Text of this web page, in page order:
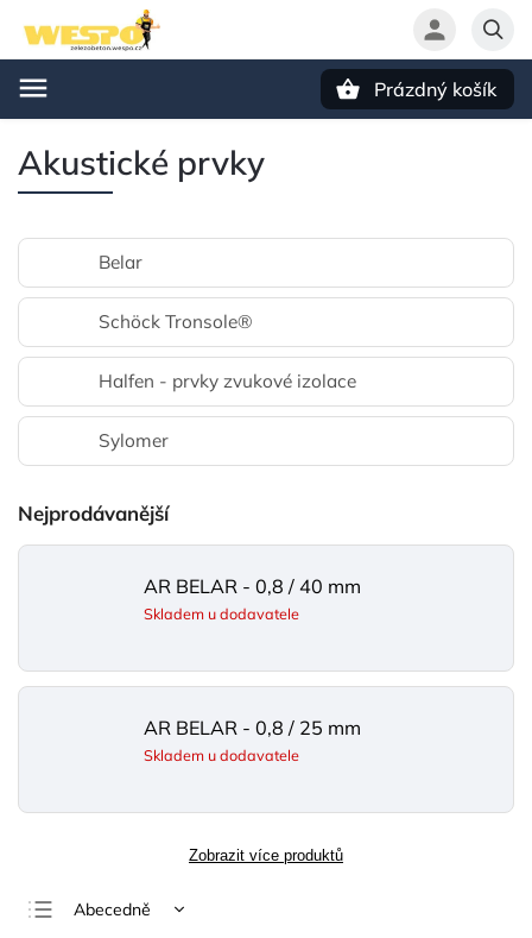
Prázdný košík
Akustické prvky
Belar
Schöck Tronsole®
Halfen - prvky zvukové izolace
Sylomer
Nejprodávanější
AR BELAR - 0,8 / 40 mm
Skladem u dodavatele
AR BELAR - 0,8 / 25 mm
Skladem u dodavatele
Zobrazit více produktů
Abecedně